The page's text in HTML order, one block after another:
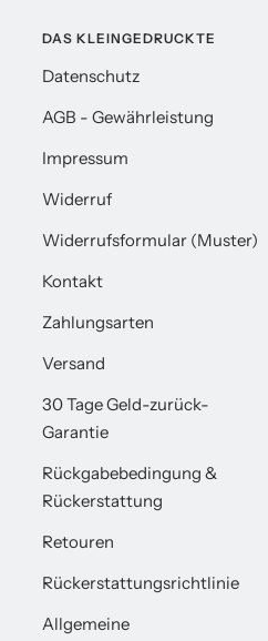
DAS KLEINGEDRUCKTE
Datenschutz
AGB - Gewährleistung
Impressum
Widerruf
Widerrufsformular (Muster)
Kontakt
Zahlungsarten
Versand
30 Tage Geld-zurück-
Garantie
Rückgabebedingung &
Rückerstattung
Retouren
Rückerstattungsrichtlinie
Allgemeine